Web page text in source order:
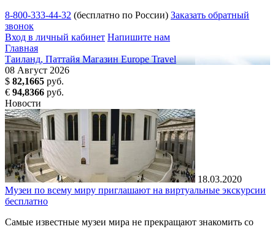
8-800-333-44-32 (бесплатно по России) Заказать обратный
звонок
Вход в личный кабинет Напишите нам
Главная
Таиланд, Паттайя Магазин Europe Travel
08 Август 2026
$ 82,1665 руб.
€ 94,8366 руб.
Новости
18.03.2020
Музеи по всему миру приглашают на виртуальные экскурсии
бесплатно
Самые известные музеи мира не прекращают знакомить со